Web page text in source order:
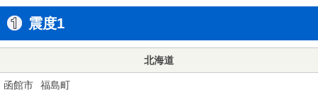
震度1
北海道
函館市 福島町